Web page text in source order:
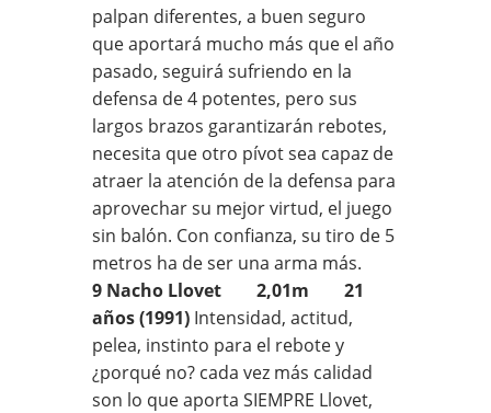
palpan diferentes, a buen seguro
que aportará mucho más que el año
pasado, seguirá sufriendo en la
defensa de 4 potentes, pero sus
largos brazos garantizarán rebotes,
necesita que otro pívot sea capaz de
atraer la atención de la defensa para
aprovechar su mejor virtud, el juego
sin balón. Con confianza, su tiro de 5
metros ha de ser una arma más.
9 Nacho Llovet 2,01m 21
años (1991) Intensidad, actitud,
pelea, instinto para el rebote y
¿porqué no? cada vez más calidad
son lo que aporta SIEMPRE Llovet,